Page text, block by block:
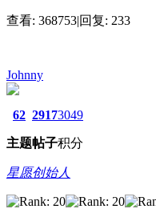
查看: 368753|回复: 233
Johnny
62
主题
2917
帖子
3049
积分
星愿创始人